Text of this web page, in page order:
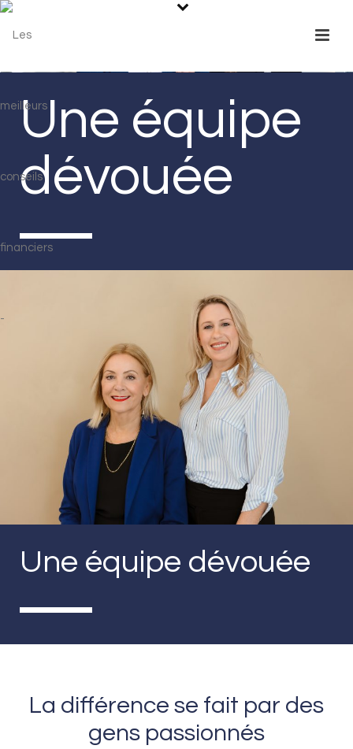
Une équipe
dévouée
Une équipe dévouée
La différence se fait par des
gens passionnés